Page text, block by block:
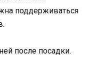
поддерживаться
после посадки.